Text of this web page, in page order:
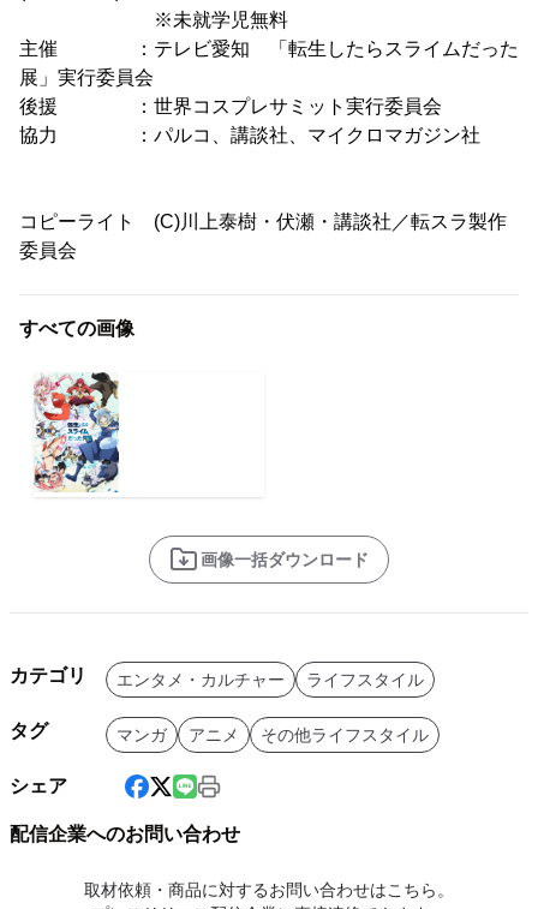
※未就学児無料
主催 ：テレビ愛知 「転生したらスライムだった
展」実行委員会
後援 ：世界コスプレサミット実行委員会
協力 ：パルコ、講談社、マイクロマガジン社
コピーライト (C)川上泰樹・伏瀬・講談社／転スラ製作
委員会
すべての画像
画像一括ダウンロード
カテゴリ エンタメ・カルチャー ライフスタイル
タグ マンガ アニメ その他ライフスタイル
シェア
配信企業へのお問い合わせ
取材依頼・商品に対するお問い合わせはこちら。